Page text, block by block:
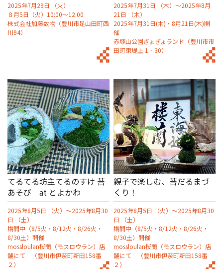
2025年7月29日 （火）
８月5日（火）10:00～12:00
株式会社加藤数物（豊川市足山田町西
川94）
2025年7月31日 （木）～2025年8月
21日 （木）
2025年7月31日(木)・8月21日(木)開
催
赤塚山公園ぎょぎょランド（豊川市市
田町東堤上 1‐30）
てるてる坊主てるのすけ 苔
あそび at とよかわ
2025年8月5日 （火）～2025年8月30
日 （土）
期間中（8/5火・8/12火・8/26火・
8/30土）開催
mossloulan桜蘭（モスロウラン）店
舗にて （豊川市伊奈町新田158番
２）
親⼦で楽しむ、苔だるまづ
くり！
2025年8月5日 （火）～2025年8月30
日 （土）
期間中（8/5火・8/12火・8/26火・
8/30土）開催
mossloulan桜蘭（モスロウラン）店
舗にて （豊川市伊奈町新田158番
２）